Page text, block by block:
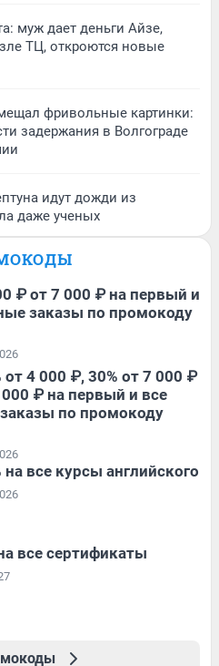
муж дает деньги Айзе,
ТЦ, откроются новые
фривольные картинки:
задержания в Волгограде
идут дожди из
даже ученых
₽ от 7 000 ₽ на первый и
заказы по промокоду
4 000 ₽, 30% от 7 000 ₽
000 ₽ на первый и все
по промокоду
все курсы английского
все сертификаты